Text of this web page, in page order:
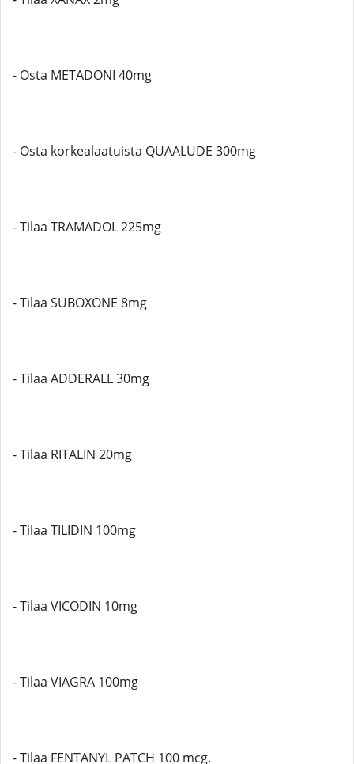
- Osta METADONI 40mg
- Osta korkealaatuista QUAALUDE 300mg
- Tilaa TRAMADOL 225mg
- Tilaa SUBOXONE 8mg
- Tilaa ADDERALL 30mg
- Tilaa RITALIN 20mg
- Tilaa TILIDIN 100mg
- Tilaa VICODIN 10mg
- Tilaa VIAGRA 100mg
- Tilaa FENTANYL PATCH 100 mcg.